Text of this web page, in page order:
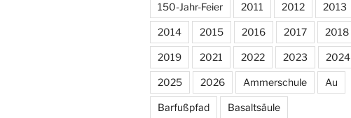
150-Jahr-Feier 2011 2012 2013
2014 2015 2016 2017 2018
2019 2021 2022 2023 2024
2025 2026 Ammerschule Au
Barfußpfad Basaltsäule